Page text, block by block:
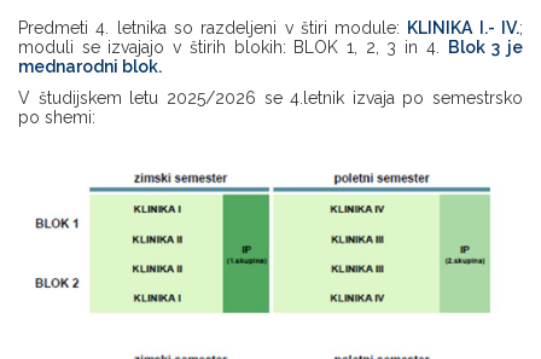
Predmeti 4. letnika so razdeljeni v štiri module: KLINIKA I.- IV.;
moduli se izvajajo v štirih blokih: BLOK 1, 2, 3 in 4.
Blok 3 je
mednarodni blok.
V študijskem letu 2025/2026 se 4.letnik izvaja po semestrsko
po shemi: